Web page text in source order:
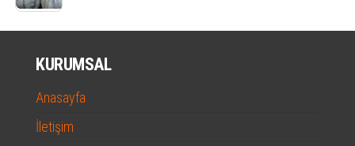
KURUMSAL
Anasayfa
İletişim